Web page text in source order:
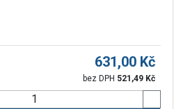
631,00 Kč
bez DPH 521,49 Kč